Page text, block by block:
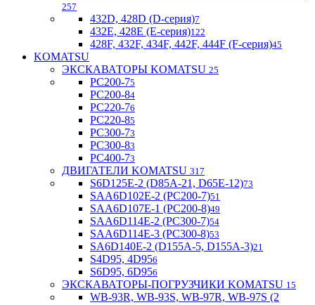
257
432D, 428D (D-серия)7
432E, 428E (E-серия)122
428F, 432F, 434F, 442F, 444F (F-серия)45
KOMATSU
ЭКСКАВАТОРЫ KOMATSU 25
PC200-75
PC200-84
PC220-76
PC220-85
PC300-73
PC300-83
PC400-73
ДВИГАТЕЛИ KOMATSU 317
S6D125E-2 (D85A-21, D65E-12)73
SAA6D102E-2 (PC200-7)51
SAA6D107E-1 (PC200-8)49
SAA6D114E-2 (PC300-7)54
SAA6D114E-3 (PC300-8)53
SA6D140E-2 (D155A-5, D155A-3)21
S4D95, 4D956
S6D95, 6D956
ЭКСКАВАТОРЫ-ПОГРУЗЧИКИ KOMATSU 15
WB-93R, WB-93S, WB-97R, WB-97S (2